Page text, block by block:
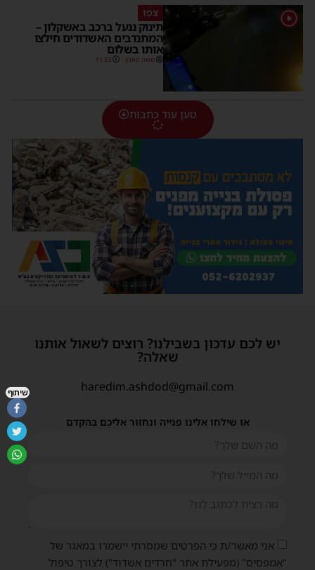
1 צפו
תינוק ננעל ברכב באשקלון –
המתנדבים האשדודים חילצו
אותו בשלום
משה קאהן 11:53
טען עוד כתבות
יש לכם עדכון בשבילנו? רוצים לשאול אותנו
שאלה?
haredim.ashdod@gmail.com
או שילחו אלינו פנייה ונחזור אליכם בהקדם
אני מאשר/ת כי הפרטים שמסרתי יישמרו במאגר של
"אמפסיס" (מפעילת אתר "חרדים אשדוד") לצורך טיפול
שיתוף